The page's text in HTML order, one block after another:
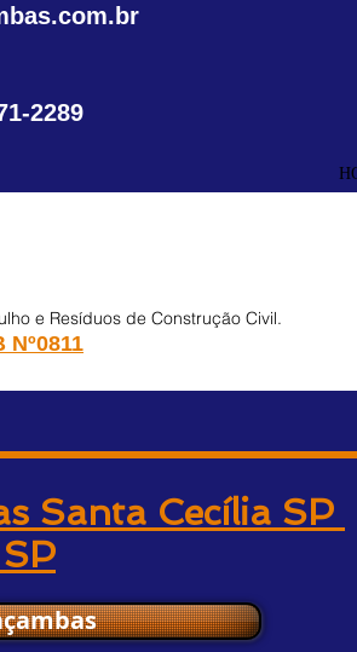
e Resíduos de Construção Civil.
Nº0811
Santa Cecília SP
2289